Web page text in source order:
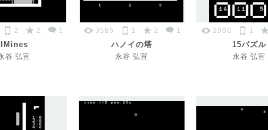
2 2 1
IMines
谷 弘宣
3585 1 2 1
ハノイの塔
永谷 弘宣
2960 1
15パズル
永谷 弘宣